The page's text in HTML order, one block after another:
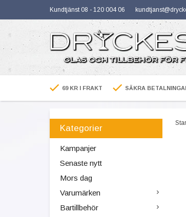
Kundtjänst 08 - 120 004 06
69 KR I FRAKT SÄKRA
Kategorier
Kampanjer
Senaste nytt
Mors dag
Varumärken
Bartillbehör